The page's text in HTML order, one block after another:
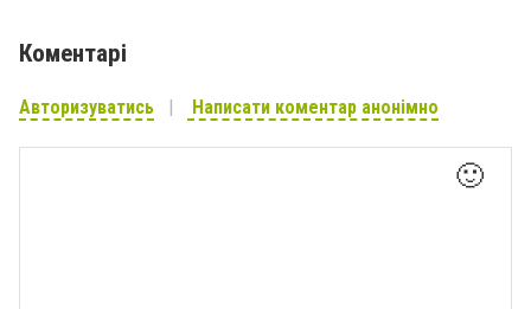
Коментарі
Авторизуватись Написати коментар анонімно
🙂